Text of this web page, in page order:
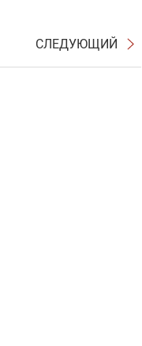
СЛЕДУЮЩИЙ